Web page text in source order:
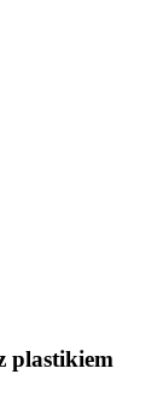
plastikiem